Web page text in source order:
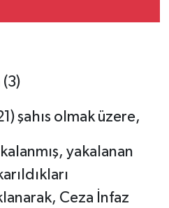
(3)
şahıs olmak üzere,
yakalanan
Ceza İnfaz